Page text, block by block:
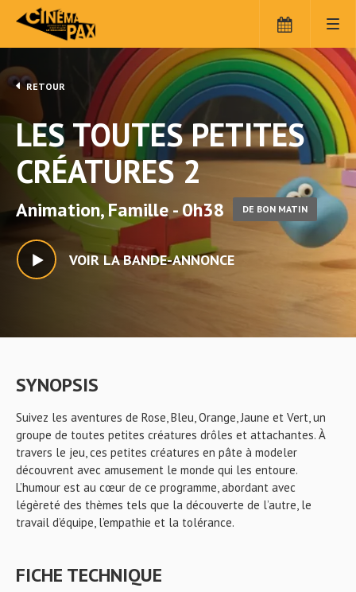
RETOUR
LES TOUTES PETITES
CRÉATURES 2
Animation, Famille - 0h38 DE BON MATIN
VOIR LA BANDE-ANNONCE
SYNOPSIS
Suivez les aventures de Rose, Bleu, Orange, Jaune et Vert, un
groupe de toutes petites créatures drôles et attachantes. À
travers le jeu, ces petites créatures en pâte à modeler
découvrent avec amusement le monde qui les entoure.
L’humour est au cœur de ce programme, abordant avec
légèreté des thèmes tels que la découverte de l’autre, le
travail d’équipe, l’empathie et la tolérance.
FICHE TECHNIQUE